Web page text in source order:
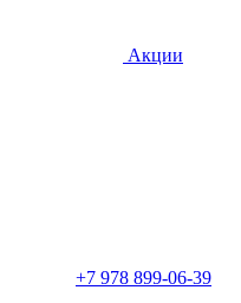
Акции
+7 978 899-06-39